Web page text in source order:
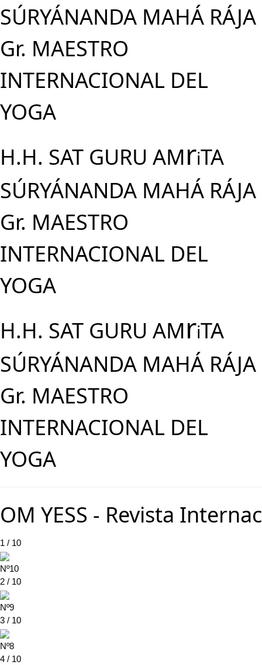
SÚRYÁNANDA MAHÁ RÁJA
Gr. MAESTRO
INTERNACIONAL DEL
YOGA
H.H. SAT GURU AMriTA
SÚRYÁNANDA MAHÁ RÁJA
Gr. MAESTRO
INTERNACIONAL DEL
YOGA
H.H. SAT GURU AMriTA
SÚRYÁNANDA MAHÁ RÁJA
Gr. MAESTRO
INTERNACIONAL DEL
YOGA
OM YESS - Revista
1 / 10
Nº10
2 / 10
Nº9
3 / 10
Nº8
4 / 10